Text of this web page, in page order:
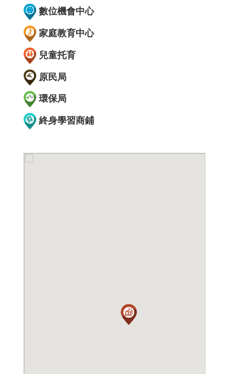
數位機會中心
家庭教育中心
兒童托育
原民局
環保局
終身學習商鋪